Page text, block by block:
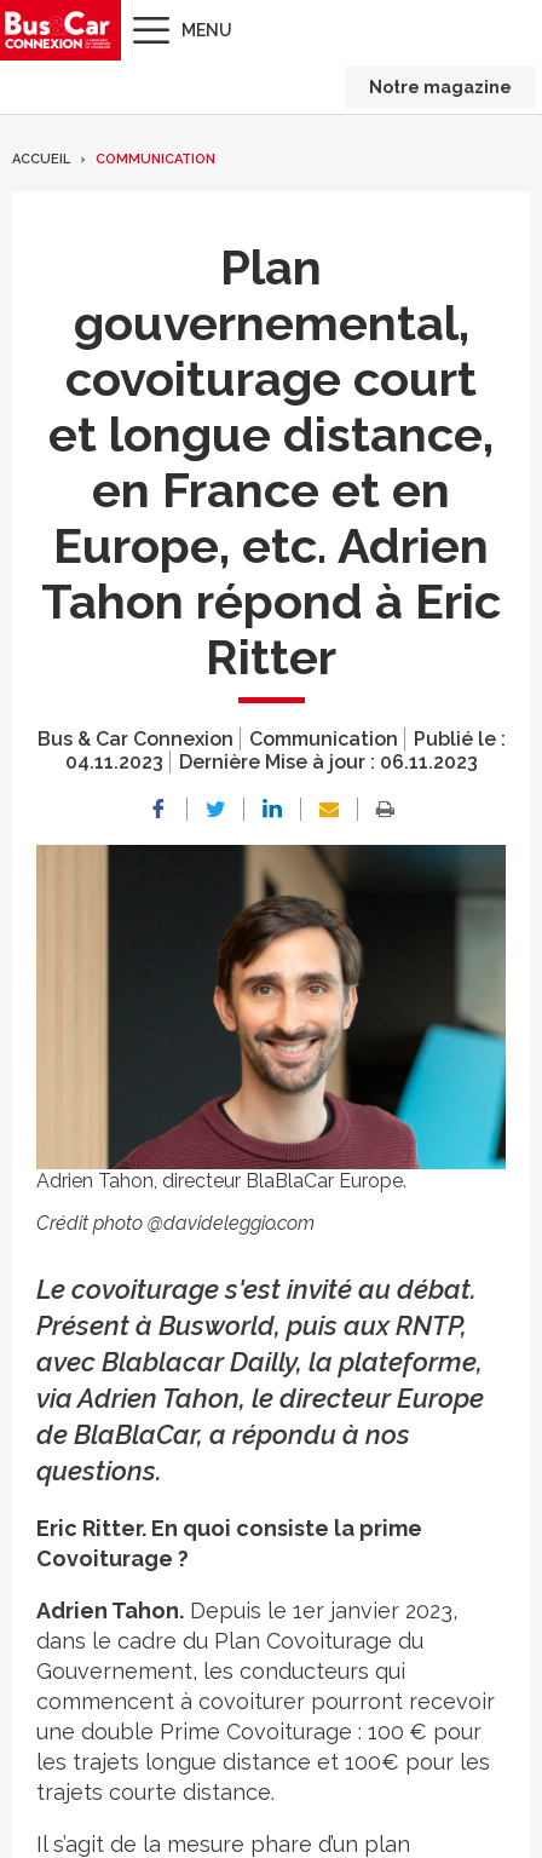
MENU
Notre magazine
ACCUEIL COMMUNICATION
Plan
gouvernemental,
covoiturage court
et longue distance,
en France et en
Europe, etc. Adrien
Tahon répond à Eric
Ritter
Bus & Car Connexion Communication
Publié le :
04.11.2023
Dernière Mise à jour : 06.11.2023
Adrien Tahon, directeur BlaBlaCar Europe.
Crédit photo @davideleggio.com
Le covoiturage s'est invité au débat.
Présent à Busworld, puis aux RNTP,
avec Blablacar Dailly, la plateforme,
via Adrien Tahon, le directeur Europe
de BlaBlaCar, a répondu à nos
questions.
Eric Ritter. En quoi consiste la prime
Covoiturage ?
Adrien Tahon. Depuis le 1er janvier 2023,
dans le cadre du Plan Covoiturage du
Gouvernement, les conducteurs qui
commencent à covoiturer pourront recevoir
une double Prime Covoiturage : 100 € pour
les trajets longue distance et 100€ pour les
trajets courte distance.
Il s’agit de la mesure phare d’un plan